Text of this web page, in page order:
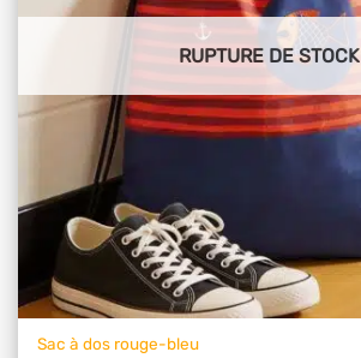
RUPTURE DE STOCK
Sac à dos rouge-bleu